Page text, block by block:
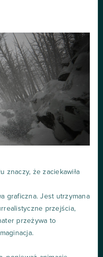
znaczy, że zaciekawiła
graficzna. Jest utrzymana
przejścia,
przeżywa to